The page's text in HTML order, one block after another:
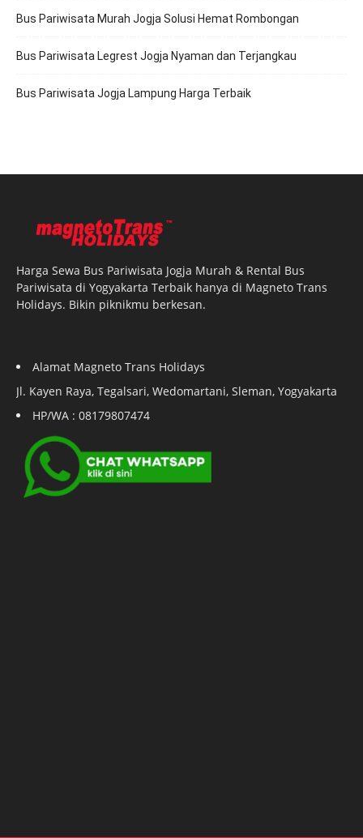
Bus Pariwisata Murah Jogja Solusi Hemat Rombongan
Bus Pariwisata Legrest Jogja Nyaman dan Terjangkau
Bus Pariwisata Jogja Lampung Harga Terbaik
Harga Sewa Bus Pariwisata Jogja Murah & Rental Bus
Pariwisata di Yogyakarta Terbaik hanya di Magneto Trans
Holidays. Bikin piknikmu berkesan.
Alamat Magneto Trans Holidays
Jl. Kayen Raya, Tegalsari, Wedomartani, Sleman, Yogyakarta
HP/WA : 08179807474